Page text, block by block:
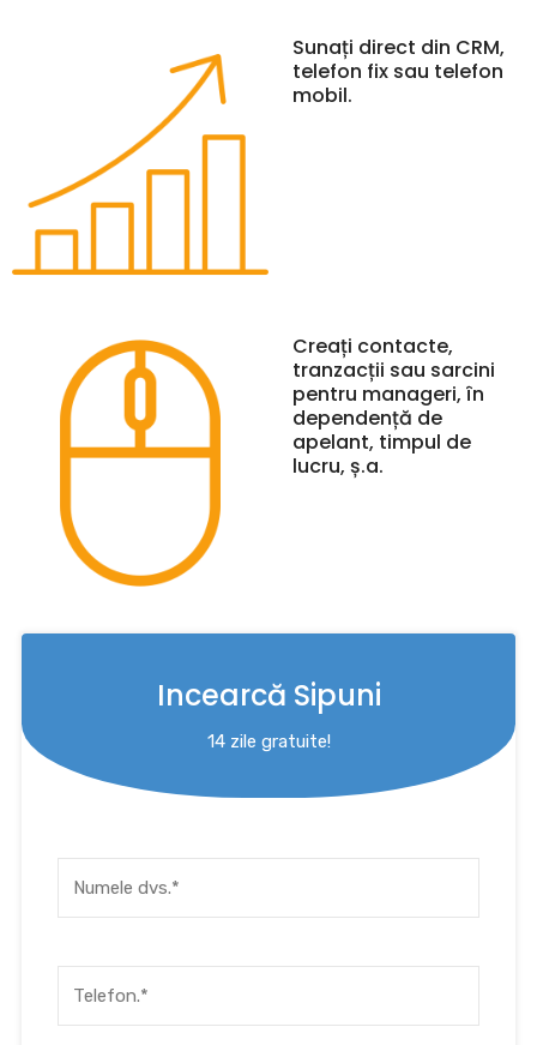
Sunați direct din CRM,
telefon fix sau telefon
mobil.
Creați contacte,
tranzacții sau sarcini
pentru manageri, în
dependență de
apelant, timpul de
lucru, ș.a.
Incearcă Sipuni
14 zile gratuite!